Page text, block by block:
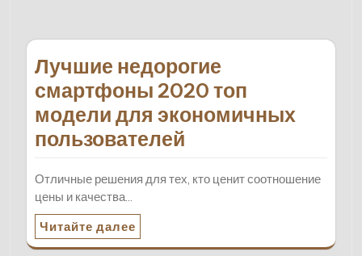
Лучшие недорогие
смартфоны 2020 топ
модели для экономичных
пользователей
Отличные решения для тех, кто ценит соотношение
цены и качества…
Читайте далее